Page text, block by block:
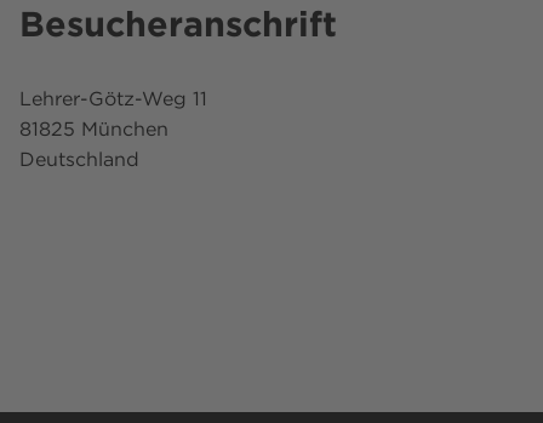
Besucheranschrift
Lehrer-Götz-Weg 11
81825 München
Deutschland